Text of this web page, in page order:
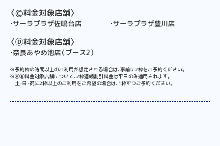
〈Ⓒ料金対象店舗〉
・サーラプラザ佐鳴台店 ・サーラプラザ豊川店
〈Ⓓ料金対象店舗〉
・奈良あやめ池店（ブース2）
※予約枠の時間以上のご利用が想定される場合は、事前に2枠をご予約ください。
※ⒶⒷ料金対象店舗について、2枠連続割引料金は平日のみ適用されます。
土･日･祝に2枠以上のご利用をご希望の場合は、1枠ずつご予約ください。